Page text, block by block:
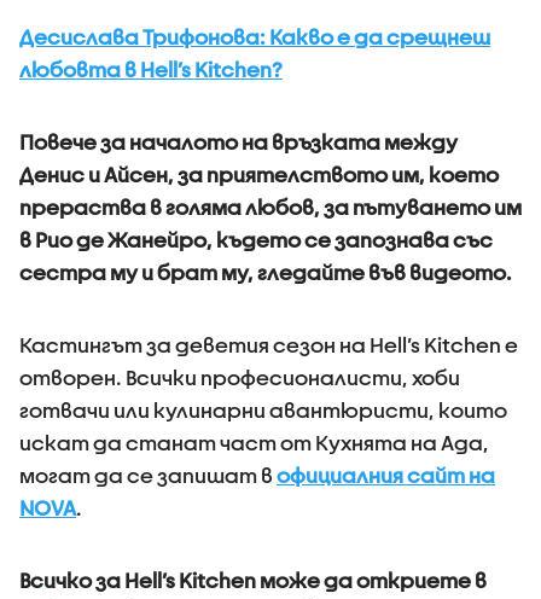
Десислава Трифонова: Какво е да срещнеш
любовта в Hell’s Kitchen?
Повече за началото на връзката между
Денис и Айсен, за приятелството им, което
прераства в голяма любов, за пътуването им
в Рио де Жанейро, където се запознава със
сестра му и брат му, гледайте във видеото.
Кастингът за деветия сезон на Hell’s Kitchen е
отворен. Всички професионалисти, хоби
готвачи или кулинарни авантюристи, които
искат да станат част от Кухнята на Ада,
могат да се запишат в официалния сайт на
NOVA.
Всичко за Hell’s Kitchen може да откриете в